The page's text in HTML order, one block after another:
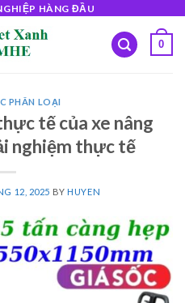
HÀNG ĐẦU
0
PHÂN LOẠI
tế của xe nâng
nghiệm thực tế
12, 2025 BYHUYEN